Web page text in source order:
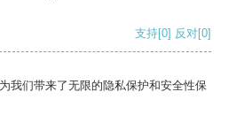
支持[0] 反对[0]
我们带来了无限的隐私保护和安全性保